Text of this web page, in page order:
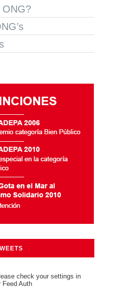
ONG?
check your settings in
Feed Auth